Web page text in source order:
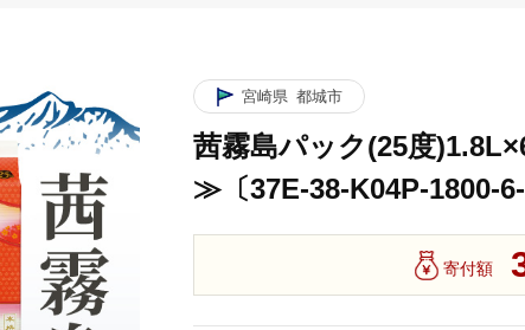
宮崎県 都城市
茜霧島パック(25度
≫〔37E-38-K04P-1800-6-
寄付額